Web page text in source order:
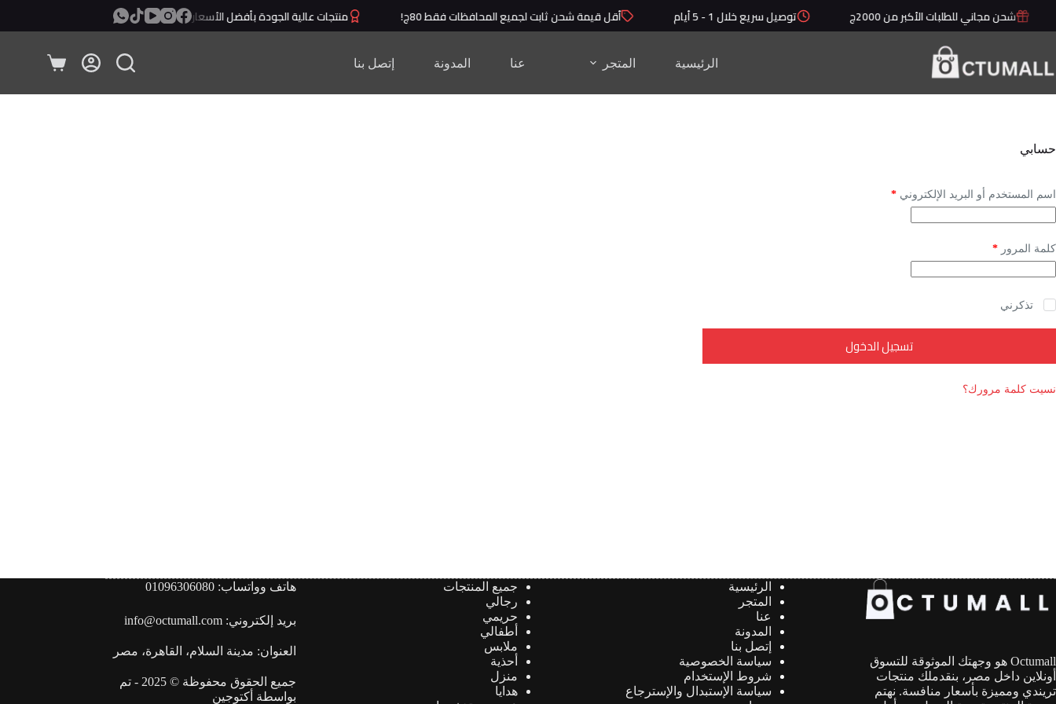
التجاوزشحن مجاني للطلبات الأكبر من 2000ج توصيل سريع خلال 1 - 5 أيام أقل قيمة شحن ثابت لجميع المحافظات فقط 80ج! منتجات عالية الجودة بأفضل الأسعار معاينة ودفع عند الإستلام!
الرئيسية المتجر عنا المدونة إتصل بنا
عربة
حسابي
اسم المستخدم أو البريد الإلكتروني *مطلوبة
كلمة المرور *مطلوبة
تذكرني
تسجيل الدخول
نسيت كلمة مرورك؟
Octumall هو وجهتك الموثوقة للتسوق
أونلاين داخل مصر، بنقدملك منتجات
تريندي ومميزة بأسعار منافسة. نهتم
الرئيسية
المتجر
عنا
المدونة
إتصل بنا
سياسة الخصوصية
شروط الإستخدام
سياسة الإستبدال والإسترجاع
جميع المنتجات
رجالي
حريمي
أطفالي
ملابس
أحذية
منزل
هدايا
هاتف وواتساب: 01096306080
بريد إلكتروني: info@octumall.com
العنوان: مدينة السلام، القاهرة، مصر
جميع الحقوق محفوظة © 2025 - تم
بواسطة أكتوجين